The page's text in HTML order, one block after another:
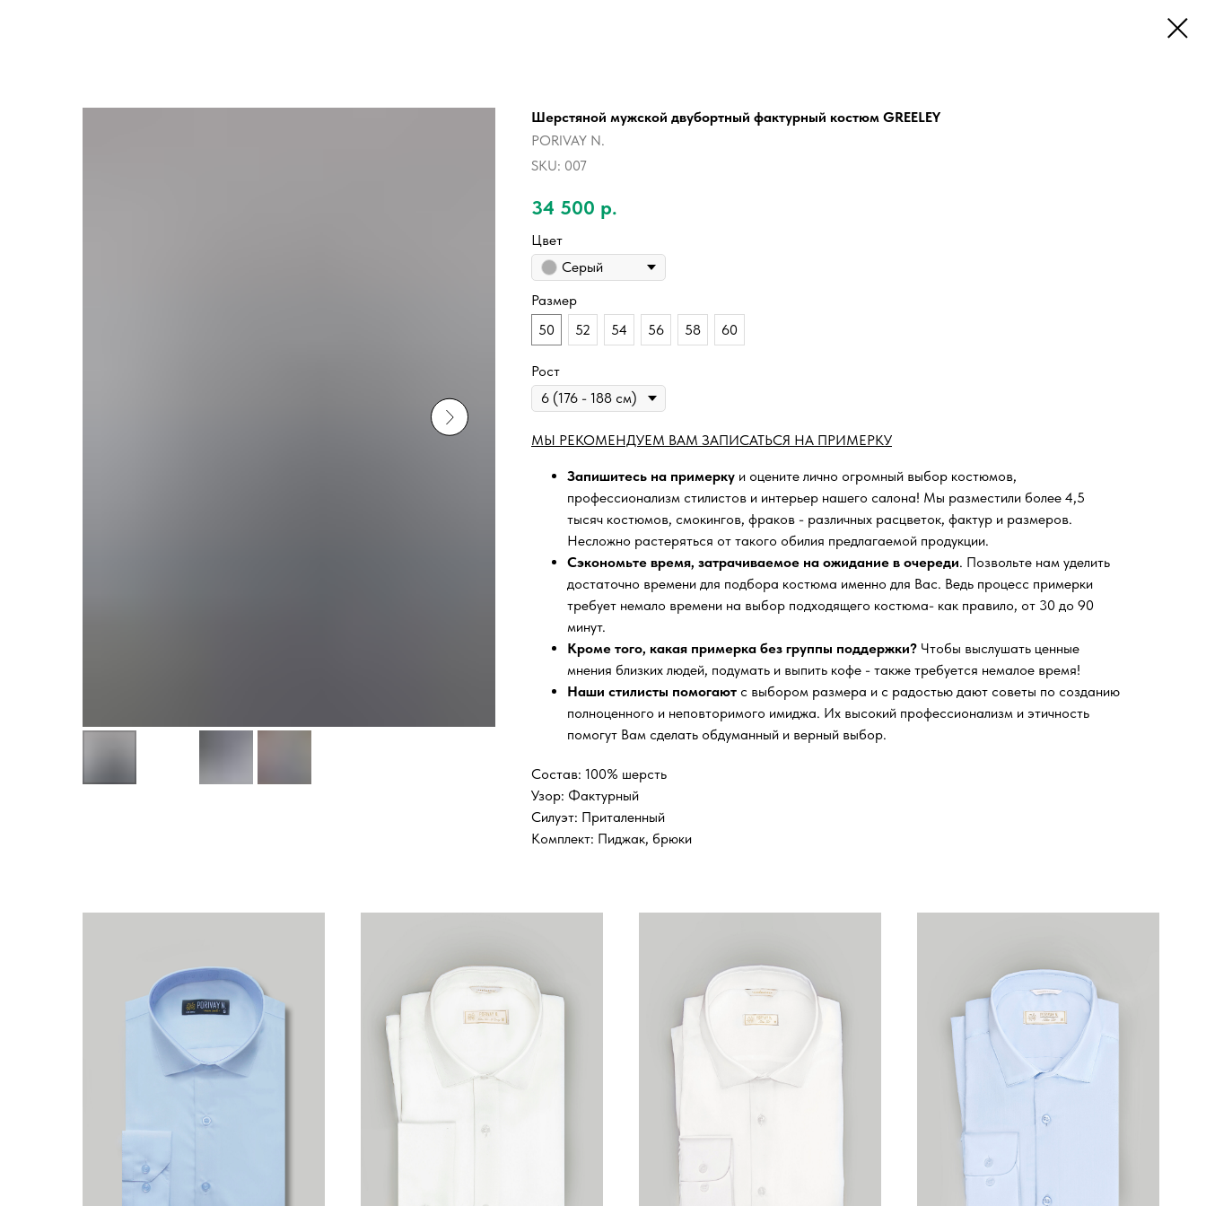
Шерстяной мужской двубортный фактурный костюм GREELEY
PORIVAY N.
SKU: 007
34 500 р.
Цвет
Серый
Размер
50
52 54 56 58 60
Рост
МЫ РЕКОМЕНДУЕМ ВАМ ЗАПИСАТЬСЯ НА ПРИМЕРКУ
Запишитесь на примерку и оцените лично огромный выбор костюмов,
профессионализм стилистов и интерьер нашего салона! Мы разместили более 4,5
тысяч костюмов, смокингов, фраков - различных расцветок, фактур и размеров.
Несложно растеряться от такого обилия предлагаемой продукции.
Сэкономьте время, затрачиваемое на ожидание в очереди. Позвольте нам уделить
достаточно времени для подбора костюма именно для Вас. Ведь процесс примерки
требует немало времени на выбор подходящего костюма- как правило, от 30 до 90
минут.
Кроме того, какая примерка без группы поддержки? Чтобы выслушать ценные
мнения близких людей, подумать и выпить кофе - также требуется немалое время!
Наши стилисты помогают с выбором размера и с радостью дают советы по созданию
полноценного и неповторимого имиджа. Их высокий профессионализм и этичность
помогут Вам сделать обдуманный и верный выбор.
Состав: 100% шерсть
Узор: Фактурный
Силуэт: Приталенный
Комплект: Пиджак, брюки